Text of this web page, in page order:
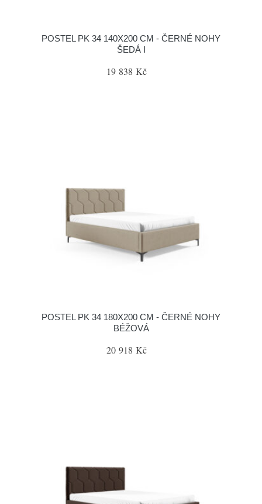
POSTEL PK 34 140X200 CM - ČERNÉ NOHY
ŠEDÁ I
19 838 Kč
POSTEL PK 34 180X200 CM - ČERNÉ NOHY
BÉŽOVÁ
20 918 Kč